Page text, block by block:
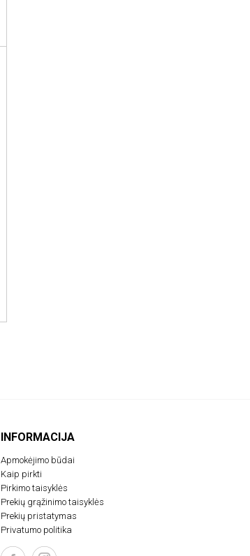
INFORMACIJA
Apmokėjimo būdai
Kaip pirkti
Pirkimo taisyklės
Prekių grąžinimo taisyklės
Prekių pristatymas
Privatumo politika